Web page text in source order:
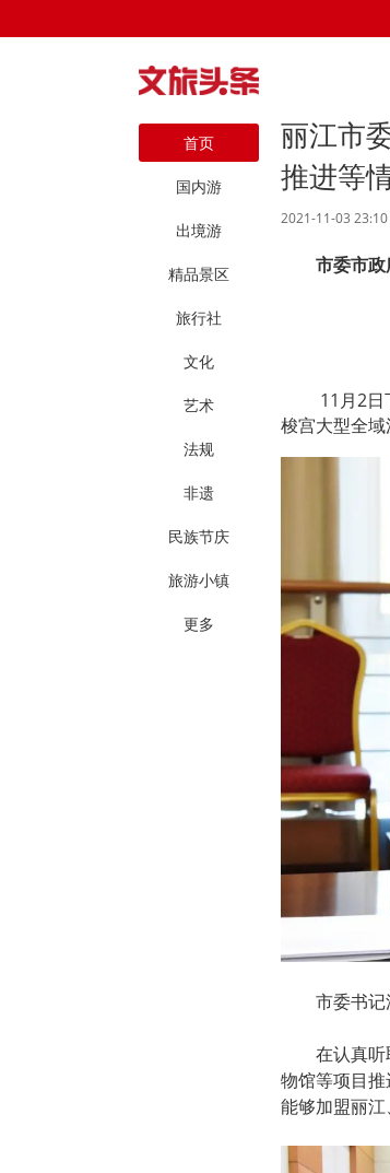
首页
国内游
出境游
精品景区
旅行社
文化
艺术
法规
非遗
民族节庆
旅游小镇
更多
丽江市
推进等
2021-11-03 23:10
市委市
11月2
梭宫大型全域
市委书记
在认真
物馆等项目
能够加盟丽江